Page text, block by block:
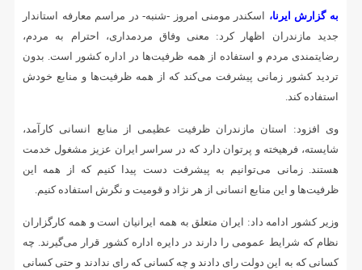
به گزارش ایرنا، اسکندر مومنی امروز -شنبه- در مراسم معارفه استاندار
جدید مازندران اظهار کرد: معنی وفاق مردمداری، احترام به مردم،
رضایتمندی مردم و استفاده از همه ظرفیت‌ها در اداره کشور است. بدون
تردید کشور زمانی پیشرفت می‌کند که از همه ظرفیت‌ها و منابع خودش
استفاده کند.
وی افزود: استان مازندران ظرفیت عظیمی از منابع انسانی کارآمد،
شایسته، فرهیخته و پرتوان دارد که در سراسر ایران عزیز مشغول خدمت
هستند. زمانی می‌توانیم به پیشرفت دست پیدا کنیم که از همه این
ظرفیت‌ها و این منابع انسانی از هر نژاد و قومیت و نگرش استفاده کنیم.
وزیر کشور ادامه داد: ایران متعلق به همه ایرانیان است و همه کارگزاران
نظام که شرایط عمومی را دارند در دایره اداره کشور قرار می‌گیرند. چه
کسانی که به این دولت رای دادند و چه کسانی که رای ندادند و حتی کسانی